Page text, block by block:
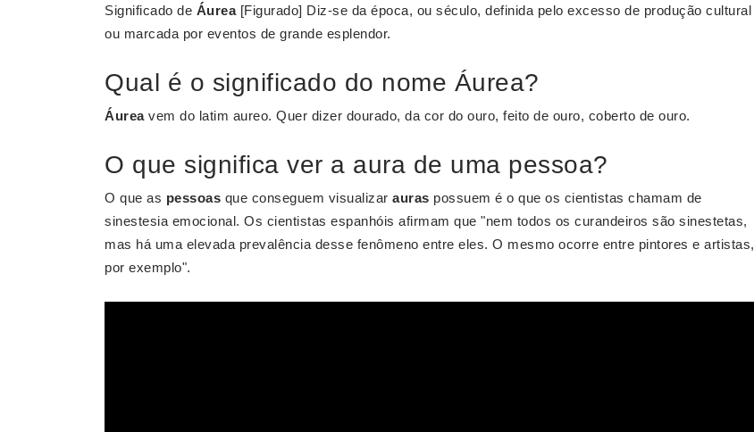
Significado de Áurea[Figurado] Diz-se da época, ou século, definida pelo excesso de produção cultural
ou marcada por eventos de grande esplendor.
Qual é o significado do nome Áurea?
Áureavem do latim aureo. Quer dizer dourado, da cor do ouro, feito de ouro, coberto de ouro.
O que significa ver a aura de uma pessoa?
O que as pessoas que conseguem visualizar auras possuem é o que os cientistas chamam de
sinestesia emocional. Os cientistas espanhóis afirmam que "nem todos os curandeiros são sinestetas,
mas há uma elevada prevalência desse fenômeno entre eles. O mesmo ocorre entre pintores e artistas,
por exemplo".